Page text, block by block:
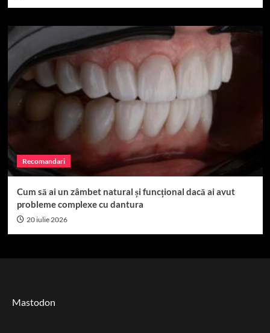
Recomandari
Cum să ai un zâmbet natural și funcțional dacă ai avut
probleme complexe cu dantura
20 iulie 2026
Mastodon